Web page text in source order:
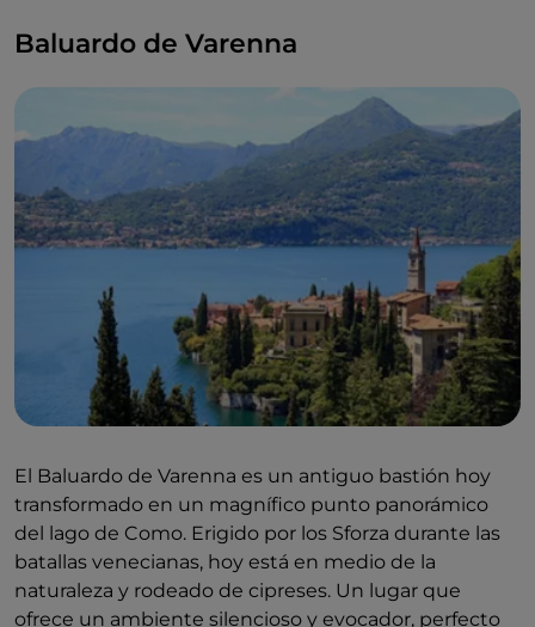
Baluardo de Varenna
El Baluardo de Varenna es un antiguo bastión hoy
transformado en un magnífico punto panorámico
del lago de Como. Erigido por los Sforza durante las
batallas venecianas, hoy está en medio de la
naturaleza y rodeado de cipreses. Un lugar que
ofrece un ambiente silencioso y evocador, perfecto